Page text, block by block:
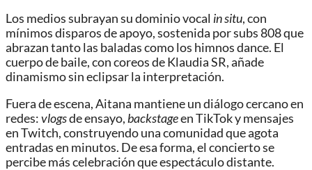
Los medios subrayan su dominio vocal in situ, con
mínimos disparos de apoyo, sostenida por subs 808 que
abrazan tanto las baladas como los himnos dance. El
cuerpo de baile, con coreos de Klaudia SR, añade
dinamismo sin eclipsar la interpretación.
Fuera de escena, Aitana mantiene un diálogo cercano en
redes:vlogsde ensayo, backstageen TikTok y mensajes
en Twitch, construyendo una comunidad que agota
entradas en minutos. De esa forma, el concierto se
percibe más celebración que espectáculo distante.